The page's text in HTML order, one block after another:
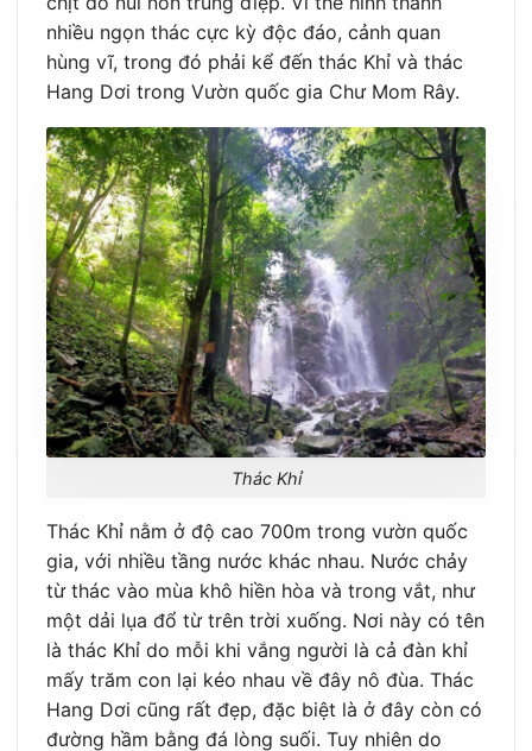
nhiều ngọn thác cực kỳ độc đáo, cảnh quan
hùng vĩ, trong đó phải kể đến thác Khỉ và thác
Hang Dơi trong Vườn quốc gia Chư Mom Rây.
Thác Khỉ
Thác Khỉ nằm ở độ cao 700m trong vườn quốc
gia, với nhiều tầng nước khác nhau. Nước chảy
từ thác vào mùa khô hiền hòa và trong vắt, như
một dải lụa đổ từ trên trời xuống. Nơi này có tên
là thác Khỉ do mỗi khi vắng người là cả đàn khỉ
mấy trăm con lại kéo nhau về đây nô đùa. Thác
Hang Dơi cũng rất đẹp, đặc biệt là ở đây còn có
đường hầm bằng đá lòng suối. Tuy nhiên do